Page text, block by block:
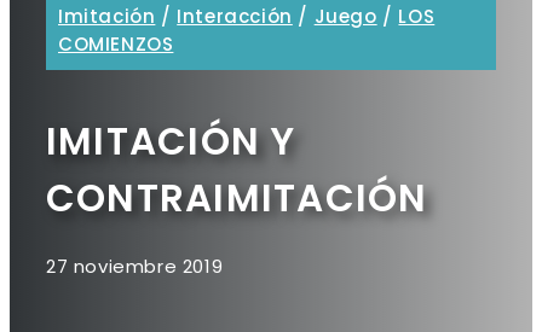
Imitación / Interacción / Juego / LOS
COMIENZOS
IMITACIÓN Y
CONTRAIMITACIÓN
27 noviembre 2019